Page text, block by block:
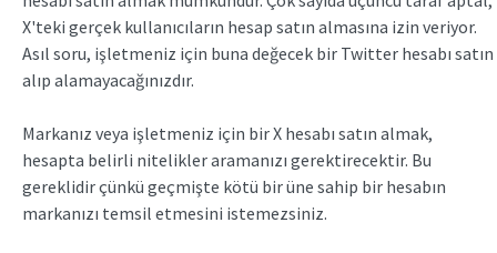
X'teki gerçek kullanıcıların hesap satın almasına izin veriyor.
Asıl soru, işletmeniz için buna değecek bir Twitter hesabı satın
alıp alamayacağınızdır.
Markanız veya işletmeniz için bir X hesabı satın almak,
hesapta belirli nitelikler aramanızı gerektirecektir. Bu
gereklidir çünkü geçmişte kötü bir üne sahip bir hesabın
markanızı temsil etmesini istemezsiniz.